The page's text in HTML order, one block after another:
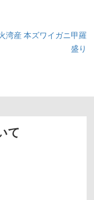
湾産 本ズワイガニ甲羅
盛り
て